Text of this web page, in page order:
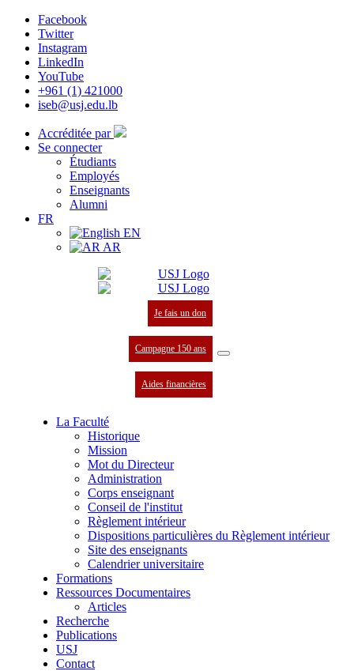
Facebook
Twitter
Instagram
LinkedIn
YouTube
+961 (1) 421000
iseb@usj.edu.lb
Accréditée par
Se connecter
Étudiants
Employés
Enseignants
Alumni
FR
EN
AR
Je fais un don
Campagne 150 ans
Aides financières
La Faculté
Historique
Mission
Mot du Directeur
Administration
Corps enseignant
Conseil de l'institut
Règlement intérieur
Dispositions particulières du Règlement intérieur
Site des enseignants
Calendrier universitaire
Formations
Ressources Documentaires
Articles
Recherche
Publications
USJ
Contact